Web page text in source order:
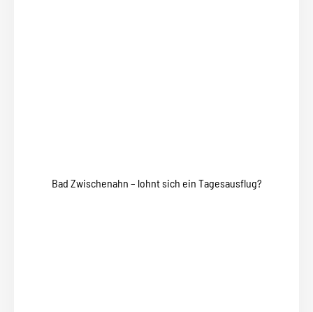
Bad Zwischenahn – lohnt sich ein Tagesausflug?